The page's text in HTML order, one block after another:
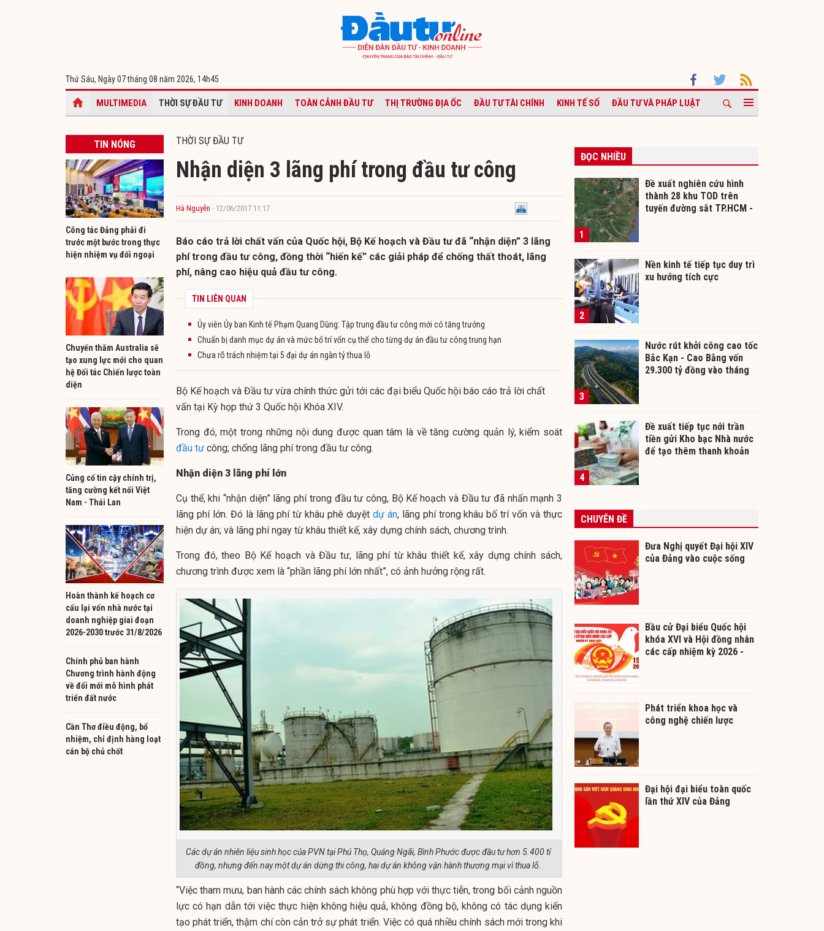
Thứ Sáu, Ngày 07 tháng 08 năm 2026, 14h45
MULTIMEDIA THỜI SỰ ĐẦU TƯ KINH DOANH TOÀN CẢNH ĐẦU TƯ THỊ TRƯỜNG ĐỊA ỐC ĐẦU TƯ TÀI CHÍNH KINH TẾ SỐ ĐẦU TƯ VÀ PHÁP LUẬT
TIN NÓNG
Công tác Đảng phải đi
trước một bước trong thực
hiện nhiệm vụ đối ngoại
Chuyến thăm Australia sẽ
tạo xung lực mới cho quan
hệ Đối tác Chiến lược toàn
diện
Củng cố tin cậy chính trị,
tăng cường kết nối Việt
Nam - Thái Lan
Hoàn thành kế hoạch cơ
cấu lại vốn nhà nước tại
doanh nghiệp giai đoạn
2026-2030 trước 31/8/2026
Chính phủ ban hành
Chương trình hành động
về đổi mới mô hình phát
triển đất nước
Cần Thơ điều động, bổ
nhiệm, chỉ định hàng loạt
cán bộ chủ chốt
THỜI SỰ ĐẦU TƯ
Nhận diện 3 lãng phí trong đầu tư công
Hà Nguyễn - 12/06/2017 11:17
Báo cáo trả lời chất vấn của Quốc hội, Bộ Kế hoạch và Đầu tư đã “nhận diện” 3 lãng
phí trong đầu tư công, đồng thời “hiến kế” các giải pháp để chống thất thoát, lãng
phí, nâng cao hiệu quả đầu tư công.
TIN LIÊN QUAN
Ủy viên Ủy ban Kinh tế Phạm Quang Dũng: Tập trung đầu tư công mới có tăng trưởng
Chuẩn bị danh mục dự án và mức bố trí vốn cụ thể cho từng dự án đầu tư công trung hạn
Chưa rõ trách nhiệm tại 5 đại dự án ngàn tỷ thua lỗ
Bộ Kế hoạch và Đầu tư vừa chính thức gửi tới các đại biểu Quốc hội báo cáo trả lời chất
vấn tại Kỳ họp thứ 3 Quốc hội Khóa XIV.
Trong đó, một trong những nội dung được quan tâm là về tăng cường quản lý, kiểm soát
đầu tư công; chống lãng phí trong đầu tư công.
Nhận diện 3 lãng phí lớn
Cụ thể, khi “nhận diện” lãng phí trong đầu tư công, Bộ Kế hoạch và Đầu tư đã nhấn mạnh 3
lãng phí lớn. Đó là lãng phí từ khâu phê duyệt dự án, lãng phí trong khâu bố trí vốn và thực
hiện dự án; và lãng phí ngay từ khâu thiết kế, xây dựng chính sách, chương trình.
Trong đó, theo Bộ Kế hoạch và Đầu tư, lãng phí từ khâu thiết kế, xây dựng chính sách,
chương trình được xem là “phần lãng phí lớn nhất”, có ảnh hưởng rộng rất.
Các dự án nhiên liệu sinh học của PVN tại Phú Thọ, Quảng Ngãi, Bình Phước được đầu tư hơn 5.400 tỉ
đồng, nhưng đến nay một dự án dừng thi công, hai dự án không vận hành thương mại vì thua lỗ.
“Việc tham mưu, ban hành các chính sách không phù hợp với thực tiễn, trong bối cảnh nguồn
lực có hạn dẫn tới việc thực hiện không hiệu quả, không đồng bộ, không có tác dụng kiến
tạo phát triển, thậm chí còn cản trở sự phát triển. Việc có quá nhiều chính sách mới trong khi
ĐỌC NHIỀU
1
Đề xuất nghiên cứu hình
thành 28 khu TOD trên
tuyến đường sắt TP.HCM -
2
Nền kinh tế tiếp tục duy trì
xu hướng tích cực
3
Nước rút khởi công cao tốc
Bắc Kạn - Cao Bằng vốn
29.300 tỷ đồng vào tháng
4
Đề xuất tiếp tục nới trần
tiền gửi Kho bạc Nhà nước
để tạo thêm thanh khoản
CHUYÊN ĐỀ
Đưa Nghị quyết Đại hội XIV
của Đảng vào cuộc sống
Bầu cử Đại biểu Quốc hội
khóa XVI và Hội đồng nhân
các cấp nhiệm kỳ 2026 -
Phát triển khoa học và
công nghệ chiến lược
Đại hội đại biểu toàn quốc
lần thứ XIV của Đảng